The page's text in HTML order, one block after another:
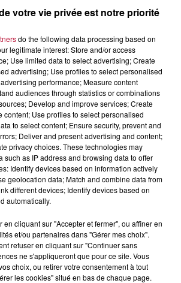
à Villeveyrac
votre vie privée est notre priorité
do the following data processing based on
legitimate interest: Store and/or access
Use limited data to select advertising; Create
advertising; Use profiles to select personalised
performance; Measure content
audiences through statistics or combinations
Develop and improve services; Create
content; Use profiles to select personalised
to select content; Ensure security, prevent and
Deliver and present advertising and content;
privacy choices. These technologies may
such as IP address and browsing data to offer
Identify devices based on information actively
geolocation data; Match and combine data from
different devices; Identify devices based on
automatically.
en cliquant sur "Accepter et fermer", ou affiner en
et/ou partenaires dans "Gérer mes choix".
refuser en cliquant sur "Continuer sans
ne s'appliqueront que pour ce site. Vous
choix, ou retirer votre consentement à tout
les cookies" situé en bas de chaque page.